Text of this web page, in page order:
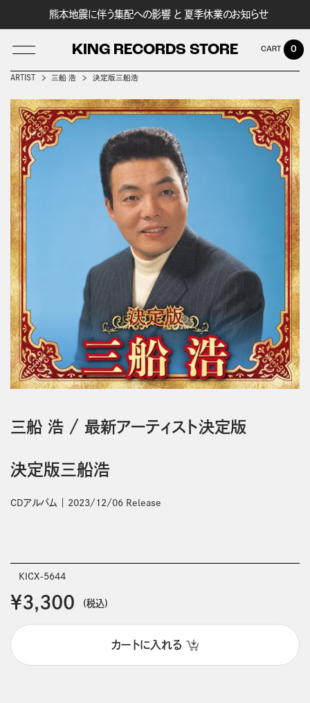
熊本地震に伴う集配への影響 と 夏季休業のお知らせ
KING RECORDS STORE
LOG IN
0
ARTIST 三船 浩 決定版三船浩
三船 浩/ 最新アーティスト決定版
決定版三船浩
CDアルバム 2023/12/06 Release
KICX-5644
￥3,300 (税込)
カートに入れる